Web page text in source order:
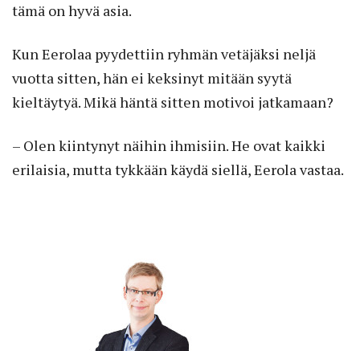
tämä on hyvä asia.
Kun Eerolaa pyydettiin ryhmän vetäjäksi neljä
vuotta sitten, hän ei keksinyt mitään syytä
kieltäytyä. Mikä häntä sitten motivoi jatkamaan?
– Olen kiintynyt näihin ihmisiin. He ovat kaikki
erilaisia, mutta tykkään käydä siellä, Eerola vastaa.